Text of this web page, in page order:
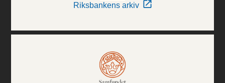
Riksbankens arkiv